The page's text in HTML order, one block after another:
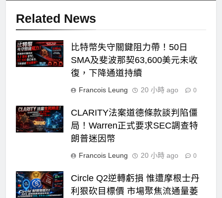
Related News
比特幣失守關鍵阻力帶！50日
SMA及斐波那契63,600美元未收
復，下降通道持續
Francois Leung 20 小時 ago 0
CLARITY法案道德條款談判陷僵
局！Warren正式要求SEC調查特
朗普迷因幣
Francois Leung 20 小時 ago 0
Circle Q2逆轉虧損 惟遭摩根士丹
利狠砍目標價 市場聚焦流通量萎